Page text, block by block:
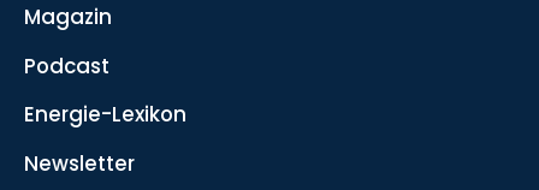
Magazin
Podcast
Energie-Lexikon
Newsletter